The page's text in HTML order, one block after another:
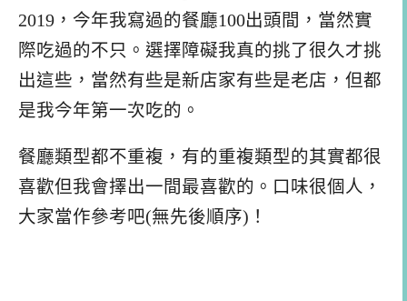
2019，今年我寫過的餐廳100出頭間，當然實
際吃過的不只。選擇障礙我真的挑了很久才挑
出這些，當然有些是新店家有些是老店，但都
是我今年第一次吃的。
餐廳類型都不重複，有的重複類型的其實都很
喜歡但我會擇出一間最喜歡的。口味很個人，
大家當作參考吧(無先後順序)！